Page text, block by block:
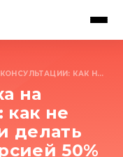
АВТОВОРОНКА НА КОНСУЛЬТАЦИИ: КАК НЕ ТРАТИТЬ ВРЕМЯ И ДЕЛАТЬ ПРОДАЖИ С КОНВЕРСИЕЙ 50%
на
как не
делать
50%